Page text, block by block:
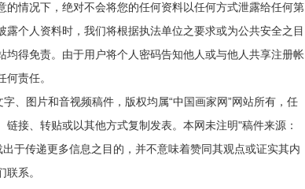
情况下，绝对不会将您的任何资料以任何方式泄露给任何第
个人资料时，我们将根据执法单位之要求或为公共安全之目
得免责。由于用户将个人密码告知他人或与他人共享注册帐
责任。
、图片和音视频稿件，版权均属“中国画家网”网站所有，任
接、转贴或以其他方式复制发表。本网未注明"稿件来源：
于传递更多信息之目的，并不意味着赞同其观点或证实其内
系。